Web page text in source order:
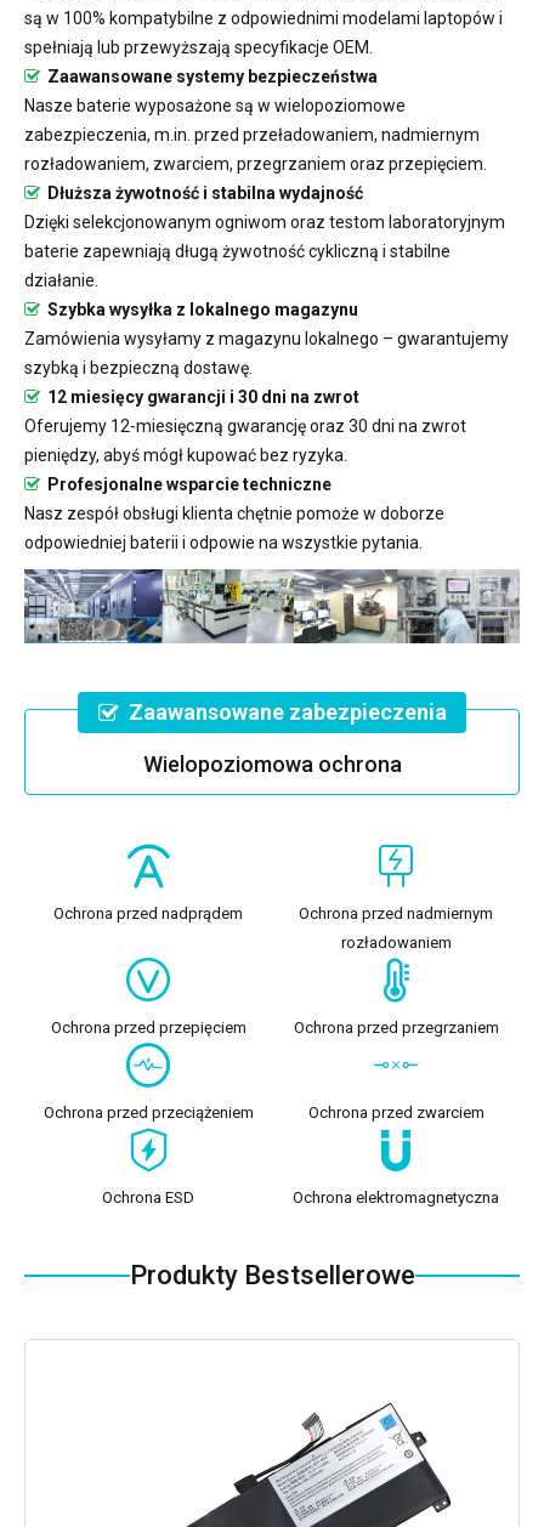
są w 100% kompatybilne z odpowiednimi modelami laptopów i
spełniają lub przewyższają specyfikacje OEM.
Zaawansowane systemy bezpieczeństwa
Nasze baterie wyposażone są w wielopoziomowe
zabezpieczenia, m.in. przed przeładowaniem, nadmiernym
rozładowaniem, zwarciem, przegrzaniem oraz przepięciem.
Dłuższa żywotność i stabilna wydajność
Dzięki selekcjonowanym ogniwom oraz testom laboratoryjnym
baterie zapewniają długą żywotność cykliczną i stabilne
działanie.
Szybka wysyłka z lokalnego magazynu
Zamówienia wysyłamy z magazynu lokalnego – gwarantujemy
szybką i bezpieczną dostawę.
12 miesięcy gwarancji i 30 dni na zwrot
Oferujemy 12-miesięczną gwarancję oraz 30 dni na zwrot
pieniędzy, abyś mógł kupować bez ryzyka.
Profesjonalne wsparcie techniczne
Nasz zespół obsługi klienta chętnie pomoże w doborze
odpowiedniej baterii i odpowie na wszystkie pytania.
Zaawansowane zabezpieczenia
Wielopoziomowa ochrona
Ochrona przed nadprądem
Ochrona przed nadmiernym
rozładowaniem
Ochrona przed przepięciem Ochrona przed przegrzaniem
Ochrona przed przeciążeniem Ochrona przed zwarciem
Ochrona ESD Ochrona elektromagnetyczna
Produkty Bestsellerowe